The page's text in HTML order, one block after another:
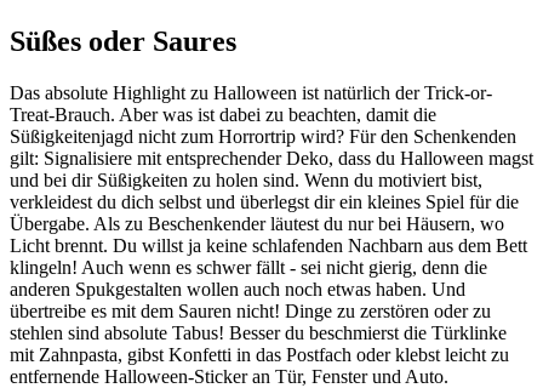
Süßes oder Saures
Das absolute Highlight zu Halloween ist natürlich der Trick-or-
Treat-Brauch. Aber was ist dabei zu beachten, damit die
Süßigkeitenjagd nicht zum Horrortrip wird? Für den Schenkenden
gilt: Signalisiere mit entsprechender Deko, dass du Halloween magst
und bei dir Süßigkeiten zu holen sind. Wenn du motiviert bist,
verkleidest du dich selbst und überlegst dir ein kleines Spiel für die
Übergabe. Als zu Beschenkender läutest du nur bei Häusern, wo
Licht brennt. Du willst ja keine schlafenden Nachbarn aus dem Bett
klingeln! Auch wenn es schwer fällt - sei nicht gierig, denn die
anderen Spukgestalten wollen auch noch etwas haben. Und
übertreibe es mit dem Sauren nicht! Dinge zu zerstören oder zu
stehlen sind absolute Tabus! Besser du beschmierst die Türklinke
mit Zahnpasta, gibst Konfetti in das Postfach oder klebst leicht zu
entfernende Halloween-Sticker an Tür, Fenster und Auto.